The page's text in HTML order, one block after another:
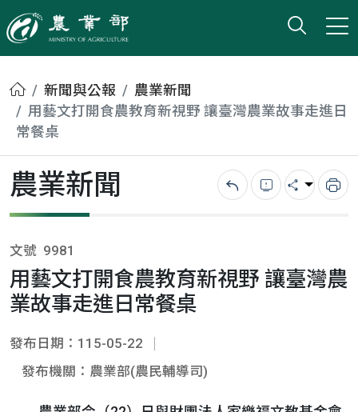
農業部
打開
小版
首頁新聞與公報
農業新聞
用藝文打開食農教育新視野 讓臺灣農業故事走進日
常餐桌
農業新聞 回上一頁錯誤回報
分享 列
文號 9981
用藝文打開食農教育新視野 讓臺灣農
業故事走進日常餐桌
發布日期：115-05-22
發布機關：農業部(農民輔導司)